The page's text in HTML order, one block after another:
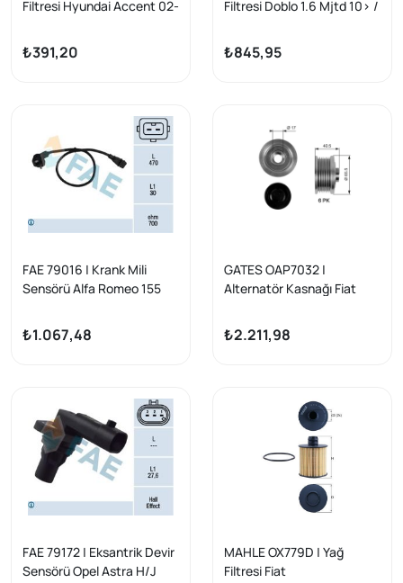
Filtresi Hyundai Accent 02-
/Punto II 1.9 JTD/Sorento
2.5 CRDi
₺391,20
Filtresi Doblo 1.6 Mjtd 10> /
1.9 Mjtd 07 / Linea 1.4 T-Jet
07 / Mito 08 / Combo
₺845,95
FAE 79016 | Krank Mili
Sensörü Alfa Romeo 155
₺1.067,48
GATES OAP7032 |
Alternatör Kasnağı Fiat
H-Vectra C-Zafira B Denso
₺2.211,98
FAE 79172 | Eksantrik Devir
Sensörü Opel Astra H/J
MAHLE OX779D | Yağ
Filtresi Fiat